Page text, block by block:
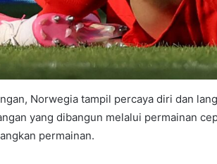
Norwegia tampil percaya diri dan
yang dibangun melalui permainan
permainan.